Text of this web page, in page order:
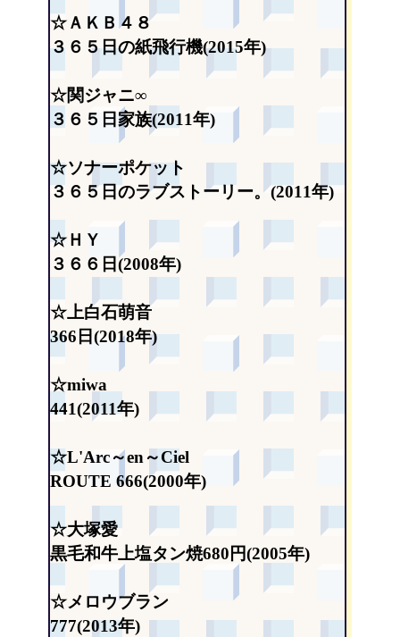
☆ＡＫＢ４８
３６５日の紙飛行機(2015年)
☆関ジャニ∞
３６５日家族(2011年)
☆ソナーポケット
３６５日のラブストーリー。(2011年)
☆ＨＹ
３６６日(2008年)
☆上白石萌音
366日(2018年)
☆miwa
441(2011年)
☆L'Arc～en～Ciel
ROUTE 666(2000年)
☆大塚愛
黒毛和牛上塩タン焼680円(2005年)
☆メロウブラン
777(2013年)